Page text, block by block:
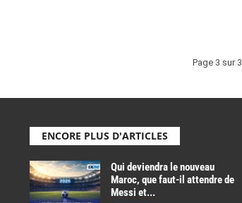
Page 3 sur 3
ENCORE PLUS D'ARTICLES
Qui deviendra le nouveau
Maroc, que faut-il attendre de
Messi et...